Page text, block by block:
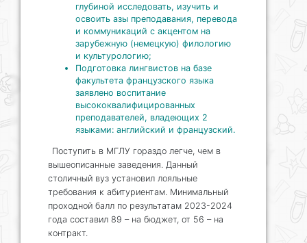
глубиной исследовать, изучить и
освоить азы преподавания, перевода
и коммуникаций с акцентом на
зарубежную (немецкую) филологию
и культурологию;
Подготовка лингвистов на базе
факультета французского языка
заявлено воспитание
высококвалифицированных
преподавателей, владеющих 2
языками: английский и французский.
Поступить в МГЛУ гораздо легче, чем в
вышеописанные заведения. Данный
столичный вуз установил лояльные
требования к абитуриентам. Минимальный
проходной балл по результатам 2023-2024
года составил 89 – на бюджет, от 56 – на
контракт.